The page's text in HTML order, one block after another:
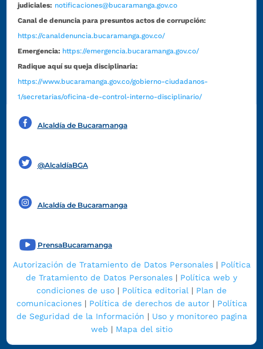
judiciales: notificaciones@bucaramanga.gov.co
Canal de denuncia para presuntos actos de corrupción:
https://canaldenuncia.bucaramanga.gov.co/
Emergencia: https://emergencia.bucaramanga.gov.co/
Radique aquí su queja disciplinaria:
https://www.bucaramanga.gov.co/gobierno-ciudadanos-
1/secretarias/oficina-de-control-interno-disciplinario/
Alcaldía de Bucaramanga
@AlcaldíaBGA
Alcaldía de Bucaramanga
PrensaBucaramanga
Autorización de Tratamiento de Datos Personales| Política
de Tratamiento de Datos Personales | Política web y
condiciones de uso | Política editorial | Plan de
comunicaciones| Política de derechos de autor| Política
de Seguridad de la Información | Uso y monitoreo pagina
web | Mapa del sitio